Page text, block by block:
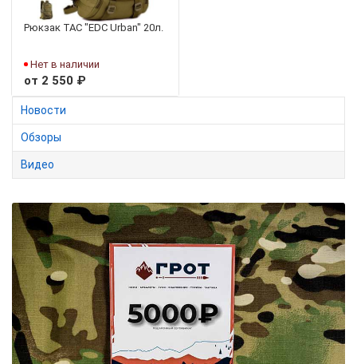
Рюкзак TAC "EDC Urban" 20л.
Нет в наличии
от 2 550 ₽
Новости
Обзоры
Видео